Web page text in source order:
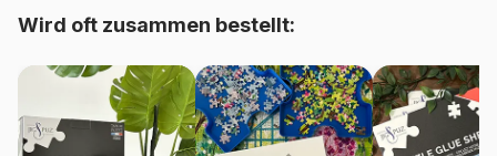
Artikelnummer Bluebird-Puzzle-F-91011
EAN 3663384910111
Wird oft zusammen bestellt: